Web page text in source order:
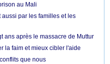
au Mali
par les familles et les
ans après le massacre de Muttur
la faim et mieux cibler l'aide
que nous